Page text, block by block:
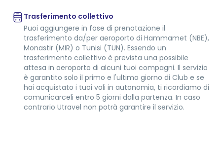
Trasferimento collettivo
Puoi aggiungere in fase di prenotazione il
trasferimento da/per aeroporto di Hammamet (NBE),
Monastir (MIR) o Tunisi (TUN). Essendo un
trasferimento collettivo è prevista una possibile
attesa in aeroporto di alcuni tuoi compagni. Il servizio
è garantito solo il primo e l'ultimo giorno di Club e se
hai acquistato i tuoi voli in autonomia, ti ricordiamo di
comunicarceli entro 5 giorni dalla partenza. In caso
contrario Utravel non potrà garantire il servizio.